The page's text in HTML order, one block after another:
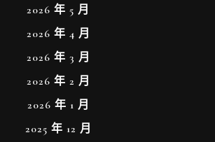
2026 年 5 月
2026 年 4 月
2026 年 3 月
2026 年 2 月
2026 年 1 月
2025 年 12 月